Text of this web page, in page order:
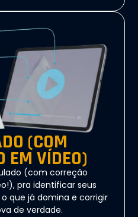
(COM
EM VÍDEO)
(com correção
pra identificar seus
que já domina e corrigir
de verdade.